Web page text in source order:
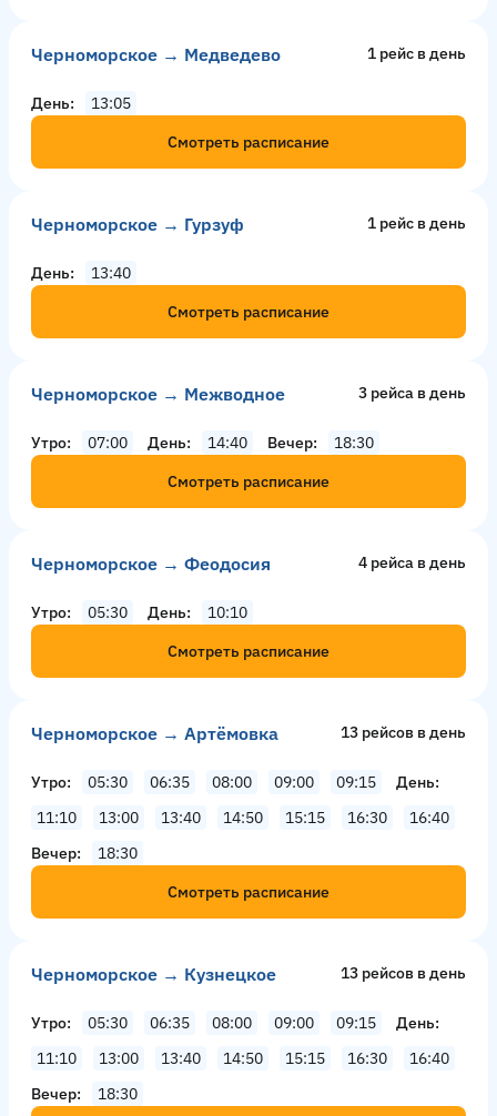
Черноморское → Медведево 1 рейс в день
День
13:05
Смотреть расписание
Черноморское → Гурзуф 1 рейс в день
День
13:40
Смотреть расписание
Черноморское → Межводное 3 рейсa в день
Утро 07:00 День 14:40 Вечер
18:30
Смотреть расписание
Черноморское → Феодосия 4 рейсa в день
Утро 05:30 День
10:10
Смотреть расписание
Черноморское → Артёмовка 13 рейсов в день
Утро 05:30 06:35 08:00 09:00 09:15
День
11:10
13:00 13:40 14:50 15:15 16:30
16:40
Вечер
18:30
Смотреть расписание
Черноморское → Кузнецкое 13 рейсов в день
Утро 05:30 06:35 08:00 09:00 09:15
День
11:10
13:00 13:40 14:50 15:15 16:30
16:40
Вечер
18:30